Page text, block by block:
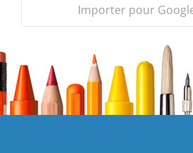
Importer pour